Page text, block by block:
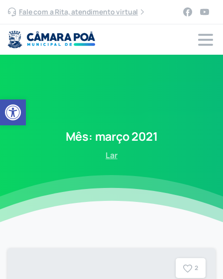
Abrir a barra de ferramentas
Fale com a Rita, atendimento virtual
Mês: março2021
Lar
2